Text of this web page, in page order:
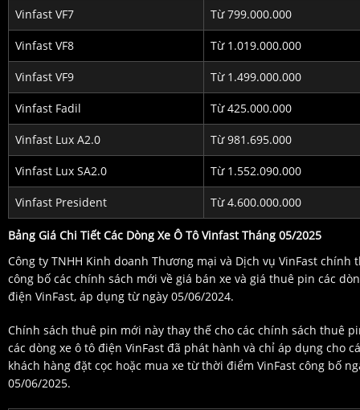
Vinfast VF7 Từ 799.000.000
Vinfast VF8 Từ 1.019.000.000
Vinfast VF9 Từ 1.499.000.000
Vinfast Fadil Từ 425.000.000
Vinfast Lux A2.0 Từ 981.695.000
Vinfast Lux SA2.0 Từ 1.552.090.000
Vinfast President Từ 4.600.000.000
Bảng Giá Chi Tiết Các Dòng Xe Ô Tô Vinfast Tháng 05/2025
Công ty TNHH Kinh doanh Thương mại và Dịch vụ VinFast chính
công bố các chính sách mới về giá bán xe và giá thuê pin các
điện VinFast, áp dụng từ ngày 05/06/2024.
Chính sách thuê pin mới này thay thế cho các chính sách thuê
các dòng xe ô tô điện VinFast đã phát hành và chỉ áp dụng cho
khách hàng đặt cọc hoặc mua xe từ thời điểm VinFast công bố
05/06/2025.